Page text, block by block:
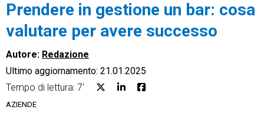
CRM
Ecommerce
Prendere in gestione un bar: cosa
valutare per avere successo
Autore: Redazione
Ultimo aggiornamento: 21.01.2025
Tempo di lettura: 7'
AZIENDE